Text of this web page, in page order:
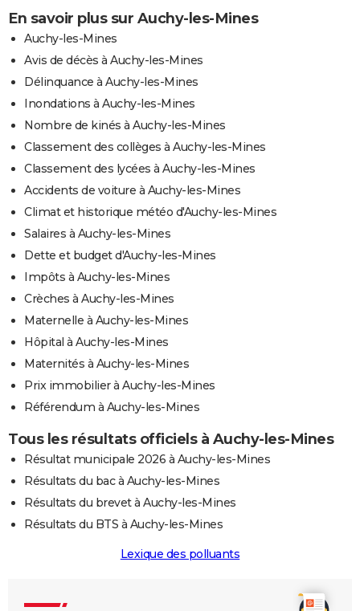
En savoir plus sur Auchy-les-Mines
Auchy-les-Mines
Avis de décès à Auchy-les-Mines
Délinquance à Auchy-les-Mines
Inondations à Auchy-les-Mines
Nombre de kinés à Auchy-les-Mines
Classement des collèges à Auchy-les-Mines
Classement des lycées à Auchy-les-Mines
Accidents de voiture à Auchy-les-Mines
Climat et historique météo d'Auchy-les-Mines
Salaires à Auchy-les-Mines
Dette et budget d'Auchy-les-Mines
Impôts à Auchy-les-Mines
Crèches à Auchy-les-Mines
Maternelle à Auchy-les-Mines
Hôpital à Auchy-les-Mines
Maternités à Auchy-les-Mines
Prix immobilier à Auchy-les-Mines
Référendum à Auchy-les-Mines
Tous les résultats officiels à Auchy-les-Mines
Résultat municipale 2026 à Auchy-les-Mines
Résultats du bac à Auchy-les-Mines
Résultats du brevet à Auchy-les-Mines
Résultats du BTS à Auchy-les-Mines
Lexique des polluants